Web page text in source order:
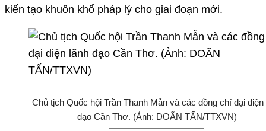
kiến tạo khuôn khổ pháp lý cho giai đoạn mới.
Chủ tịch Quốc hội Trần Thanh Mẫn và các đồng chí đại diện
đạo Cần Thơ. (Ảnh: DOÃN TẤN/TTXVN)